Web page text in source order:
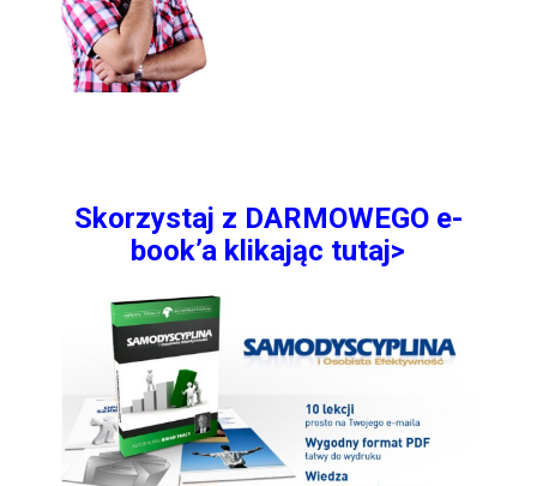
Skorzystaj z DARMOWEGO e-
book’a klikając tutaj>